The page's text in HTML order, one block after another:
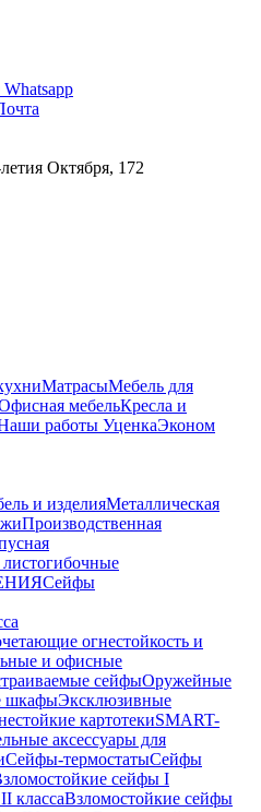
Whatsapp
Октября, 172
МатраcыМебель для
мебельКресла и
работы УценкаЭконом
и изделияМеталлическая
Производственная
Сейфы
огнестойкость и
и офисные
сейфыОружейные
шкафыЭксклюзивные
картотекиSMART-
аксессуары для
Сейфы-термостатыСейфы
сейфы I
классаВзломостойкие сейфы